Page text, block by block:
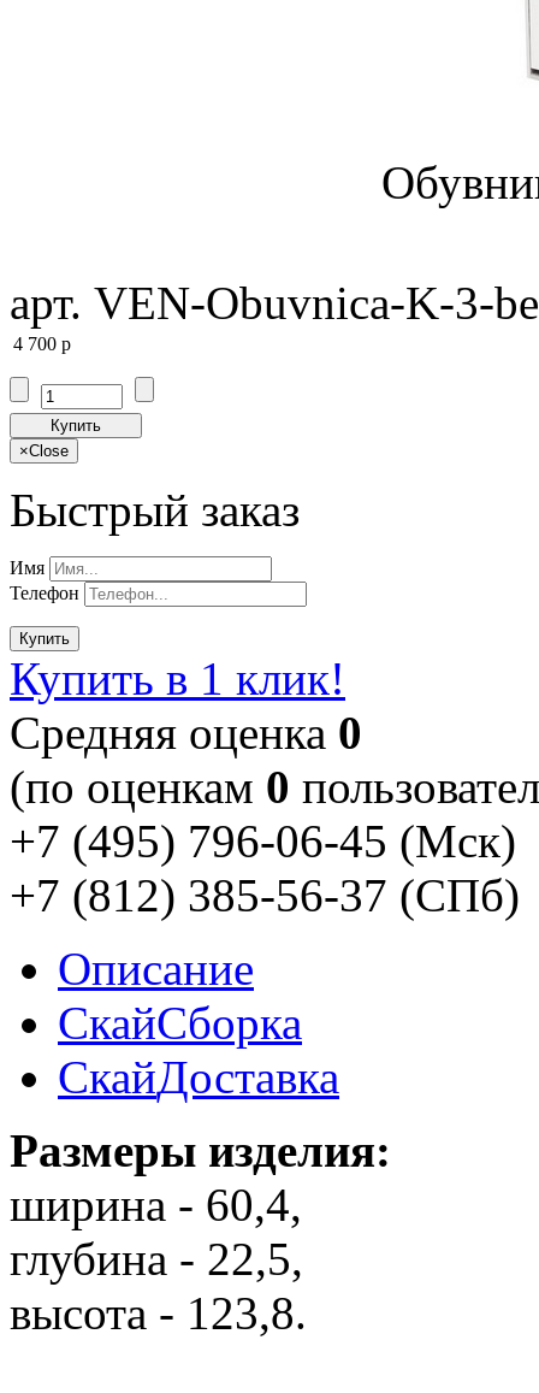
арт. VEN-Obuvnica-K-3-
4 700 p
Купить
×Close
Быстрый заказ
Имя
Телефон
Купить
Купить в 1 клик!
Cредняя оценка 0
(по оценкам 0
+7 (495) 796-06-45 (Мск)
+7 (812) 385-56-37 (СПб)
Описание
СкайСборка
СкайДоставка
Размеры изделия:
ширина - 60,4,
глубина - 22,5,
высота - 123,8.